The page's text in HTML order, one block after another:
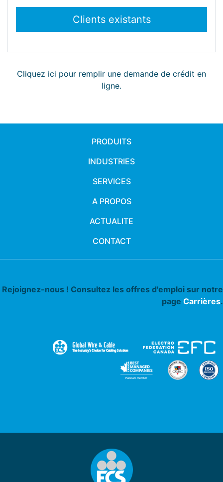
Cliquez ici pour remplir une demande de crédit en
ligne.
PRODUITS
INDUSTRIES
SERVICES
A PROPOS
ACTUALITE
CONTACT
Rejoignez-nous ! Consultez les offres d'emploi sur notre
page Carrières.